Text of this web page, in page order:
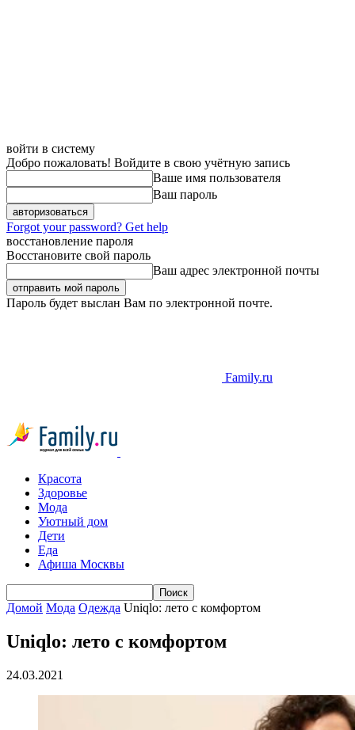
войти в систему
Добро пожаловать! Войдите в свою учётную запись
Ваше имя пользователя
Ваш пароль
Forgot your password? Get help
восстановление пароля
Восстановите свой пароль
Ваш адрес электронной почты
Пароль будет выслан Вам по электронной почте.
Family.ru
Красота
Здоровье
Мода
Уютный дом
Дети
Еда
Афиша Москвы
Домой Мода Одежда Uniqlo: лето с комфортом
Uniqlo: лето с комфортом
24.03.2021